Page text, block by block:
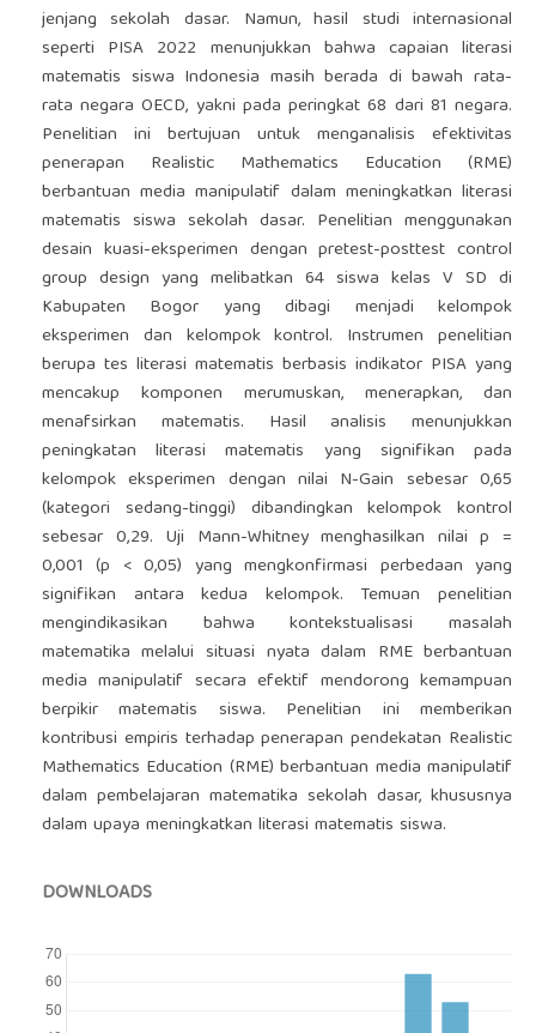
jenjang sekolah dasar. Namun, hasil studi internasional
seperti PISA 2022 menunjukkan bahwa capaian literasi
matematis siswa Indonesia masih berada di bawah rata-
rata negara OECD, yakni pada peringkat 68 dari 81 negara.
Penelitian ini bertujuan untuk menganalisis efektivitas
penerapan Realistic Mathematics Education (RME)
berbantuan media manipulatif dalam meningkatkan literasi
matematis siswa sekolah dasar. Penelitian menggunakan
desain kuasi-eksperimen dengan pretest-posttest control
group design yang melibatkan 64 siswa kelas V SD di
Kabupaten Bogor yang dibagi menjadi kelompok
eksperimen dan kelompok kontrol. Instrumen penelitian
berupa tes literasi matematis berbasis indikator PISA yang
mencakup komponen merumuskan, menerapkan, dan
menafsirkan matematis. Hasil analisis menunjukkan
peningkatan literasi matematis yang signifikan pada
kelompok eksperimen dengan nilai N-Gain sebesar 0,65
(kategori sedang-tinggi) dibandingkan kelompok kontrol
sebesar 0,29. Uji Mann-Whitney menghasilkan nilai p =
0,001 (p < 0,05) yang mengkonfirmasi perbedaan yang
signifikan antara kedua kelompok. Temuan penelitian
mengindikasikan bahwa kontekstualisasi masalah
matematika melalui situasi nyata dalam RME berbantuan
media manipulatif secara efektif mendorong kemampuan
berpikir matematis siswa. Penelitian ini memberikan
kontribusi empiris terhadap penerapan pendekatan Realistic
Mathematics Education (RME) berbantuan media manipulatif
dalam pembelajaran matematika sekolah dasar, khususnya
dalam upaya meningkatkan literasi matematis siswa.
DOWNLOADS